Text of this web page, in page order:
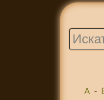
А -